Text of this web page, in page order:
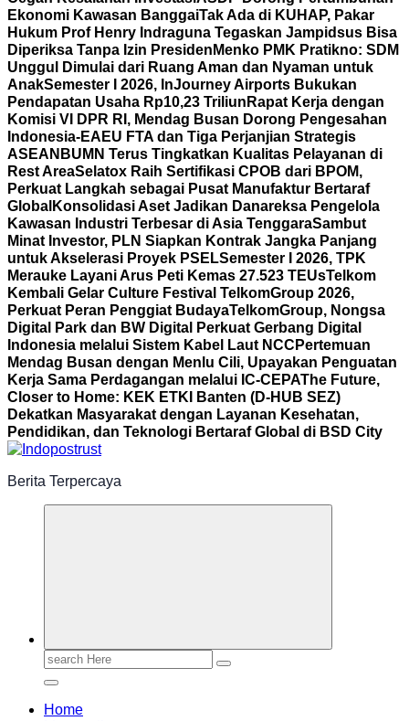
Ekonomi Kawasan BanggaiTak Ada di KUHAP, Pakar
Hukum Prof Henry Indraguna Tegaskan Jampidsus Bisa
Diperiksa Tanpa Izin Presiden Menko PMK Pratikno: SDM
Unggul Dimulai dari Ruang Aman dan Nyaman untuk
AnakSemester I 2026, InJourney Airports Bukukan
Pendapatan Usaha Rp10,23 Triliun Rapat Kerja dengan
Komisi VI DPR RI, Mendag Busan Dorong Pengesahan
Indonesia-EAEU FTA dan Tiga Perjanjian Strategis
ASEAN BUMN Terus Tingkatkan Kualitas Pelayanan di
Rest AreaSelatox Raih Sertifikasi CPOB dari BPOM,
Perkuat Langkah sebagai Pusat Manufaktur Bertaraf
Global Konsolidasi Aset Jadikan Danareksa Pengelola
Kawasan Industri Terbesar di Asia TenggaraSambut
Minat Investor, PLN Siapkan Kontrak Jangka Panjang
untuk Akselerasi Proyek PSELSemester I 2026, TPK
Merauke Layani Arus Peti Kemas 27.523 TEUsTelkom
Kembali Gelar Culture Festival TelkomGroup 2026,
Perkuat Peran Penggiat BudayaTelkomGroup, Nongsa
Digital Park dan BW Digital Perkuat Gerbang Digital
Indonesia melalui Sistem Kabel Laut NCC Pertemuan
Mendag Busan dengan Menlu Cili, Upayakan Penguatan
Kerja Sama Perdagangan melalui IC-CEPAThe Future,
Closer to Home: KEK ETKI Banten (D-HUB SEZ)
Dekatkan Masyarakat dengan Layanan Kesehatan,
Pendidikan, dan Teknologi Bertaraf Global di BSD City
Berita Terpercaya
Search
Home